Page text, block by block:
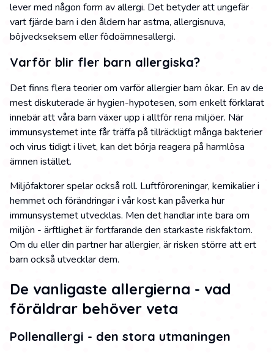
lever med någon form av allergi. Det betyder att ungefär
vart fjärde barn i den åldern har astma, allergisnuva,
böjveckseksem eller födoämnesallergi.
Varför blir fler barn allergiska?
Det finns flera teorier om varför allergier barn ökar. En av de
mest diskuterade är hygien-hypotesen, som enkelt förklarat
innebär att våra barn växer upp i alltför rena miljöer. När
immunsystemet inte får träffa på tillräckligt många bakterier
och virus tidigt i livet, kan det börja reagera på harmlösa
ämnen istället.
Miljöfaktorer spelar också roll. Luftföroreningar, kemikalier i
hemmet och förändringar i vår kost kan påverka hur
immunsystemet utvecklas. Men det handlar inte bara om
miljön - ärftlighet är fortfarande den starkaste riskfaktorn.
Om du eller din partner har allergier, är risken större att ert
barn också utvecklar dem.
De vanligaste allergierna - vad
föräldrar behöver veta
Pollenallergi - den stora utmaningen